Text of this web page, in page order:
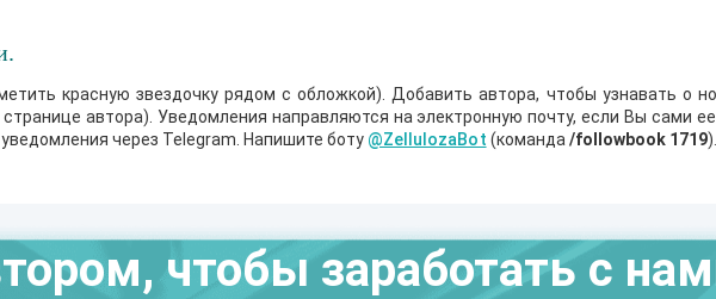
красную звездочку рядом с обложкой). Добавить автора, чтобы узнавать о
автора). Уведомления направляются на электронную почту, если Вы сами
через Telegram. Напишите боту @ZellulozaBot (команда /followbook 1719).
чтобы заработать с